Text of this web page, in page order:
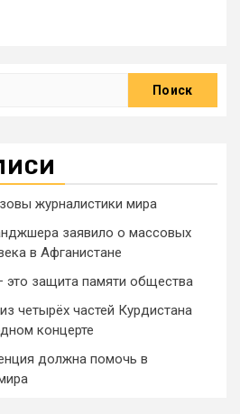
журналистики мира
заявило о массовых
в Афганистане
защита памяти общества
четырёх частей Курдистана
концерте
должна помочь в